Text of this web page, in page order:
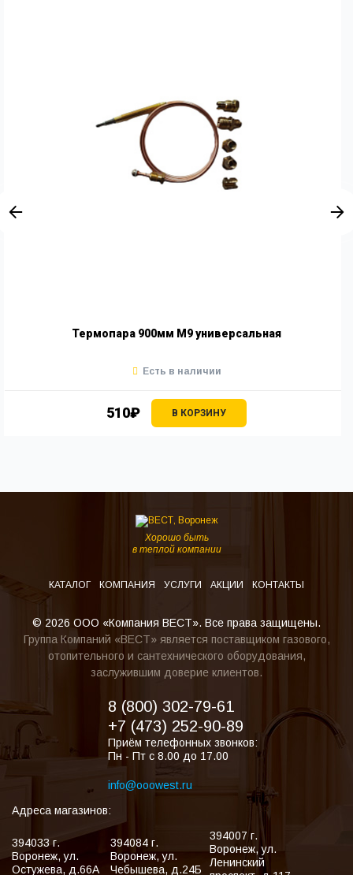
Термопара 900мм М9 универсальная
510₽ В КОРЗИНУ
Есть в наличии
Хорошо быть
в теплой компании
КАТАЛОГ КОМПАНИЯ УСЛУГИ АКЦИИ КОНТАКТЫ
© 2026 ООО «Компания ВЕСТ». Все права защищены.
Группа Компаний «ВЕСТ» является поставщиком газового,
отопительного и сантехнического оборудования,
заслужившим доверие клиентов.
8 (800) 302-79-61
+7 (473) 252-90-89
Приём телефонных звонков:
Пн - Пт с 8.00 до 17.00
info@ooowest.ru
Адреса магазинов:
394033 г.
Воронеж,ул.
Остужева, д.66А
394084 г.
Воронеж,ул.
Чебышева, д.24Б
394007 г.
Воронеж,ул.
Ленинский